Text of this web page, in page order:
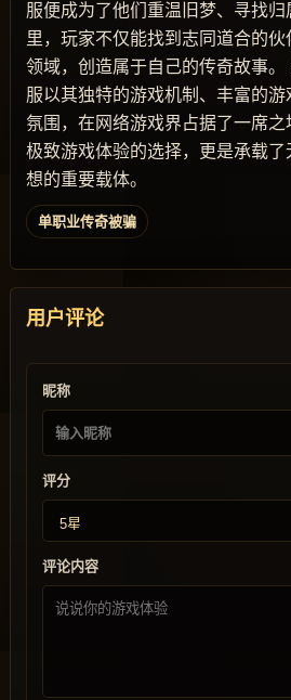
服便成为了他们重温旧梦、寻找
里，玩家不仅能找到志同道合的
领域，创造属于自己的传奇故事
服以其独特的游戏机制、丰富的游
氛围，在网络游戏界占据了一席
极致游戏体验的选择，更是承载
想的重要载体。
单职业传奇被骗
用户评论
昵称
评分
评论内容